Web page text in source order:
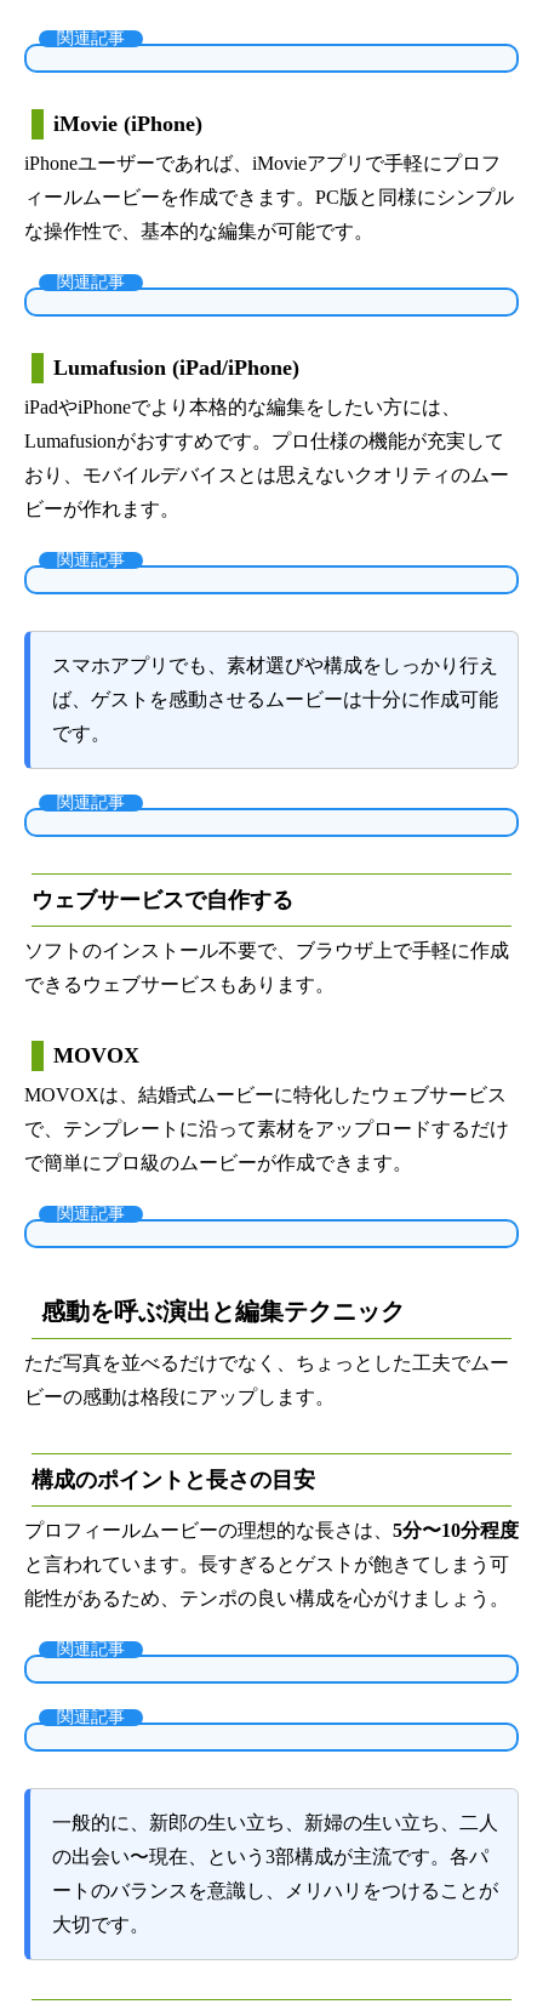
関連記事
iMovie (iPhone)
iPhoneユーザーであれば、iMovieアプリで手軽にプロフ
ィールムービーを作成できます。PC版と同様にシンプル
な操作性で、基本的な編集が可能です。
関連記事
Lumafusion (iPad/iPhone)
iPadやiPhoneでより本格的な編集をしたい方には、
Lumafusionがおすすめです。プロ仕様の機能が充実して
おり、モバイルデバイスとは思えないクオリティのムー
ビーが作れます。
関連記事
スマホアプリでも、素材選びや構成をしっかり行え
ば、ゲストを感動させるムービーは十分に作成可能
です。
関連記事
ウェブサービスで自作する
ソフトのインストール不要で、ブラウザ上で手軽に作成
できるウェブサービスもあります。
MOVOX
MOVOXは、結婚式ムービーに特化したウェブサービス
で、テンプレートに沿って素材をアップロードするだけ
で簡単にプロ級のムービーが作成できます。
関連記事
感動を呼ぶ演出と編集テクニック
ただ写真を並べるだけでなく、ちょっとした工夫でムー
ビーの感動は格段にアップします。
構成のポイントと長さの目安
プロフィールムービーの理想的な長さは、 5分〜10分程度
と言われています。長すぎるとゲストが飽きてしまう可
能性があるため、テンポの良い構成を心がけましょう。
関連記事
関連記事
一般的に、新郎の生い立ち、新婦の生い立ち、二人
の出会い〜現在、という3部構成が主流です。各パ
ートのバランスを意識し、メリハリをつけることが
大切です。